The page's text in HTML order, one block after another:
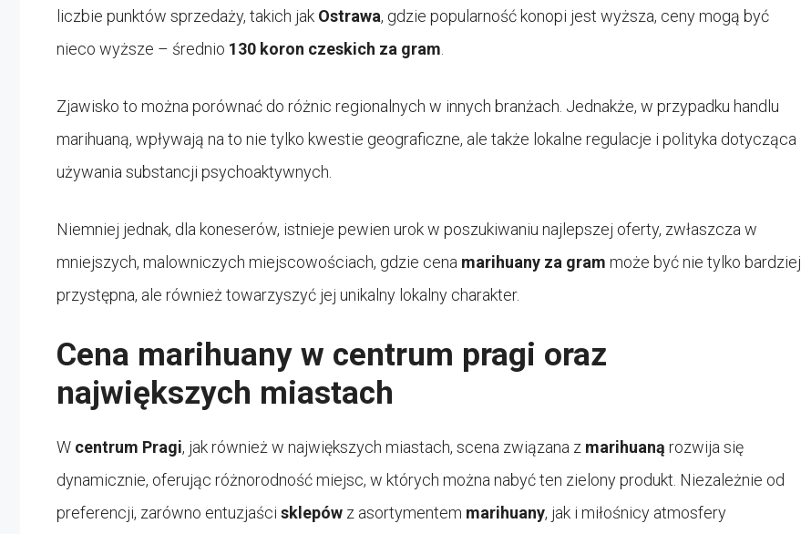
liczbie punktów sprzedaży, takich jak Ostrawa, gdzie popularność konopi jest wyższa, ceny mogą być
nieco wyższe – średnio 130 koron czeskich za gram
Zjawisko to można porównać do różnic regionalnych w innych branżach. Jednakże, w przypadku handlu
marihuaną, wpływają na to nie tylko kwestie geograficzne, ale także lokalne regulacje i polityka dotycząca
używania substancji psychoaktywnych.
Niemniej jednak, dla koneserów, istnieje pewien urok w poszukiwaniu najlepszej oferty, zwłaszcza w
mniejszych, malowniczych miejscowościach, gdzie cena marihuany za gram może być nie tylko bardziej
przystępna, ale również towarzyszyć jej unikalny lokalny charakter.
Cena marihuany w centrum pragi oraz
największych miastach
W centrum Pragi, jak również w największych miastach, scena związana z marihuaną rozwija się
dynamicznie, oferując różnorodność miejsc, w których można nabyć ten zielony produkt. Niezależnie od
preferencji, zarówno entuzjaści sklepów z asortymentem marihuany, jak i miłośnicy atmosfery